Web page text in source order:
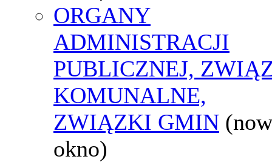
ORGANY
ADMINISTRACJI
PUBLICZNEJ,
KOMUNALNE,
ZWIĄZKI GMIN
okno)